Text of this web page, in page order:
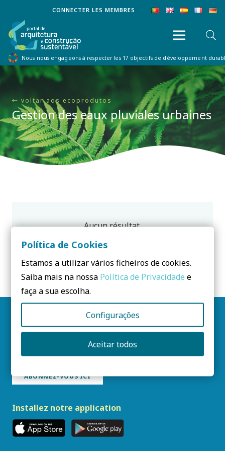
CONNECTER LES MEMBRES
Nous nous engageons à respecter les 17 objectifs de développement
voltar aos ecoprodutos
Gestion des eaux pluviales urbaines
Aucun résultat.
Bulletin PCS
ABONNEZ-VOUS ICI
Installez notre application
Política de Cookies
Estamos a utilizar vários ficheiros de cookies.
Saiba mais na nossa Política de Privacidade e
faça a sua escolha.
Configurações
Aceitar todos